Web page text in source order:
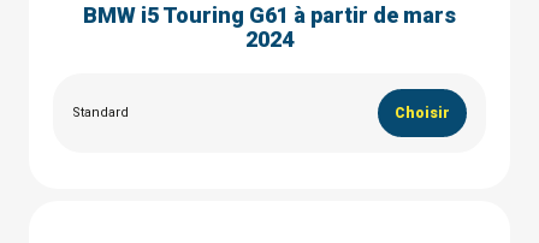
BMW i5 Touring G61 à partir de mars
2024
Standard Choisir